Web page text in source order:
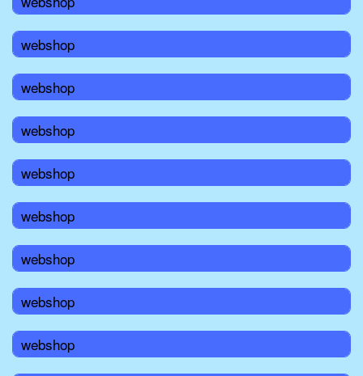
webshop
webshop
webshop
webshop
webshop
webshop
webshop
webshop